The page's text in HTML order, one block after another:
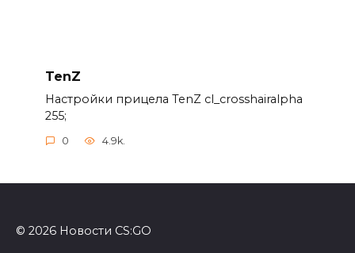
TenZ
Настройки прицела TenZ cl_crosshairalpha
255;
0 4.9k.
© 2026 Новости CS:GO